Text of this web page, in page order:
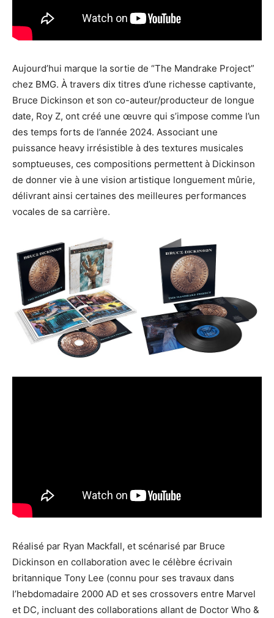
Aujourd’hui marque la sortie de “The Mandrake Project”
chez BMG. À travers dix titres d’une richesse captivante,
Bruce Dickinson et son co-auteur/producteur de longue
date, Roy Z, ont créé une œuvre qui s’impose comme l’un
des temps forts de l’année 2024. Associant une
puissance heavy irrésistible à des textures musicales
somptueuses, ces compositions permettent à Dickinson
de donner vie à une vision artistique longuement mûrie,
délivrant ainsi certaines des meilleures performances
vocales de sa carrière.
Réalisé par Ryan Mackfall, et scénarisé par Bruce
Dickinson en collaboration avec le célèbre écrivain
britannique Tony Lee (connu pour ses travaux dans
l’hebdomadaire 2000 AD et ses crossovers entre Marvel
et DC, incluant des collaborations allant de Doctor Who &